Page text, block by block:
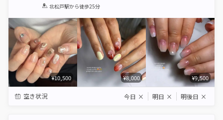
1 2 3 4 5
北松戸駅から徒歩25分
¥10,500 ¥8,000 ¥9,500
空き状況 今日 × 明日 × 明後日 ×